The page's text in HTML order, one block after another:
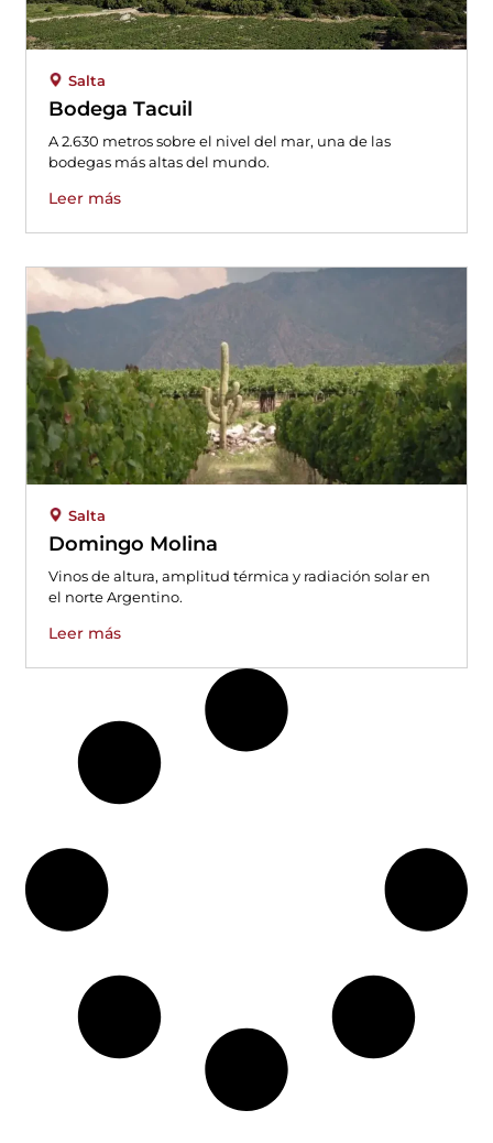
Salta
Bodega Tacuil
A 2.630 metros sobre el nivel del mar, una de las
bodegas más altas del mundo.
Leer más
Salta
Domingo Molina
Vinos de altura, amplitud térmica y radiación solar en
el norte Argentino.
Leer más